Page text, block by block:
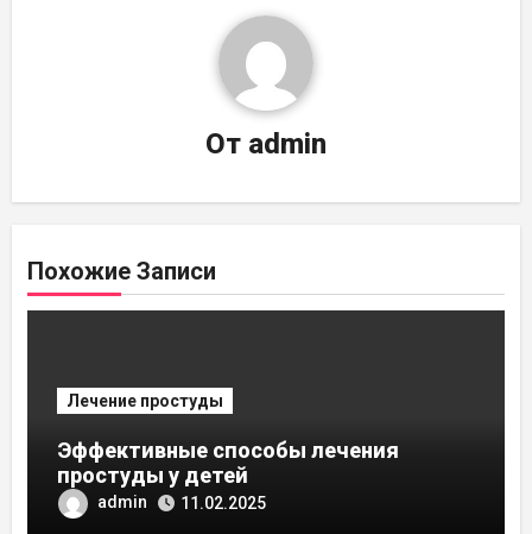
От admin
Похожие Записи
Лечение простуды
Эффективные способы лечения
простуды у детей
admin 11.02.2025